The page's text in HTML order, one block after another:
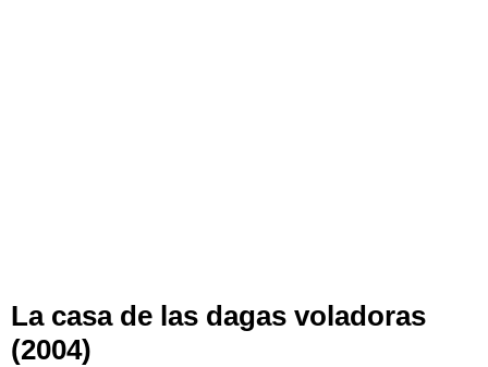
La casa de las dagas voladoras
(2004)